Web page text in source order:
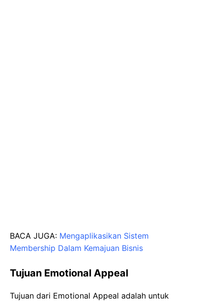
BACA JUGA: Mengaplikasikan Sistem
Membership Dalam Kemajuan Bisnis
Tujuan Emotional Appeal
Tujuan dari Emotional Appeal adalah untuk